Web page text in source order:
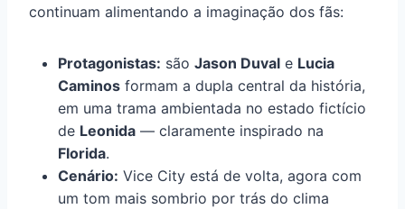
continuam alimentando a imaginação dos fãs:
Protagonistas: são Jason Duval e Lucia
Caminos formam a dupla central da história,
em uma trama ambientada no estado fictício
de Leonida — claramente inspirado na
Florida.
Cenário: Vice City está de volta, agora com
um tom mais sombrio por trás do clima